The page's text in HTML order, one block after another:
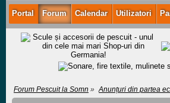
Portal Forum Calendar Utilizatori
Forum Pescuit la Somn » Anunțuri din partea